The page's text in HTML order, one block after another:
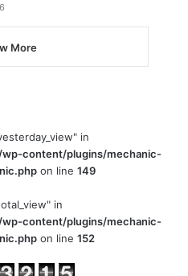
More
in
content/plugins/mechanic-
on line 149
in
content/plugins/mechanic-
on line 152